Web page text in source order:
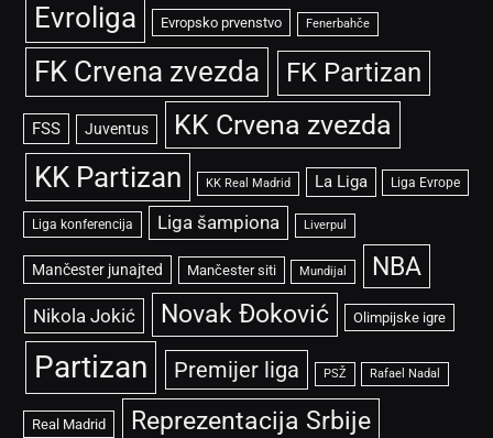
Evroliga Evropsko prvenstvo Fenerbahče
FK Crvena zvezda FK Partizan
FSS Juventus KK Crvena zvezda
KK Partizan KK Real Madrid La Liga Liga Evrope
Liga konferencija Liga šampiona Liverpul
Mančester junajted Mančester siti Mundijal NBA
Nikola Jokić Novak Đoković Olimpijske igre
Partizan Premijer liga PSŽ Rafael Nadal
Real Madrid Reprezentacija Srbije